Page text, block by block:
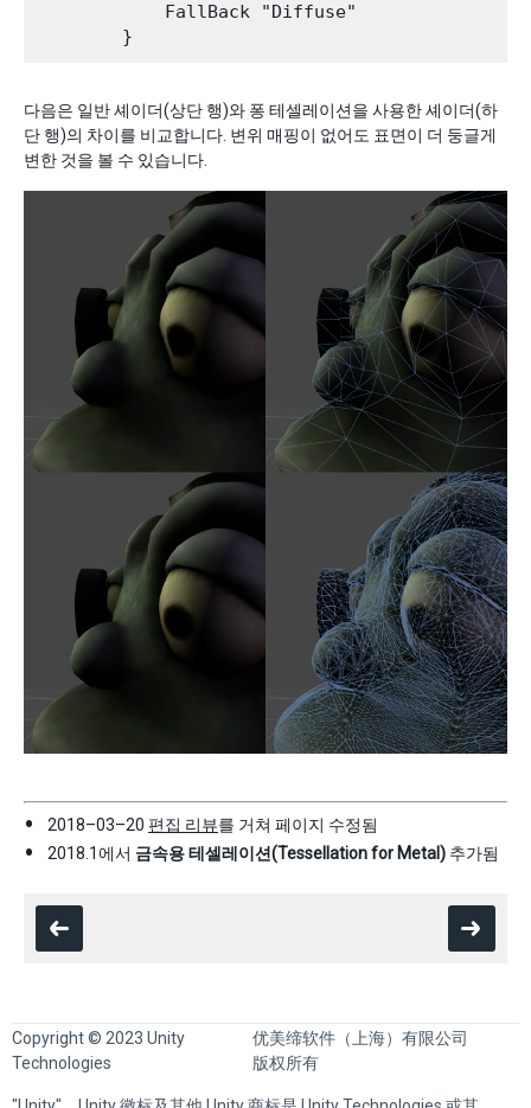
            FallBack "Diffuse"
다음은 일반 셰이더(상단 행)와 퐁 테셀레이션을 사용한 셰이더(하
단 행)의 차이를 비교합니다. 변위 매핑이 없어도 표면이 더 둥글게
변한 것을 볼 수 있습니다.
2018–03–20 편집 리뷰를 거쳐 페이지 수정됨
2018.1에서 금속용 테셀레이션(Tessellation for Metal) 추가됨
Copyright © 2023 Unity
Technologies
优美缔软件（上海）有限公司
版权所有